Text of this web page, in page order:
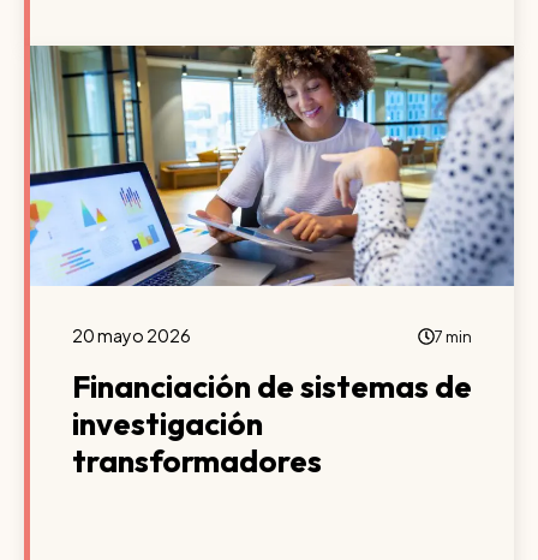
20 mayo 2026 7 min
Financiación de sistemas de
investigación
transformadores